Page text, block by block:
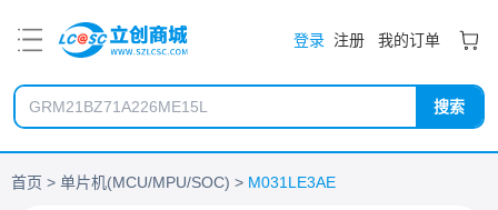
登录 注册 我的订单
搜索
首页 单片机(MCU/MPU/SOC) M031LE3AE